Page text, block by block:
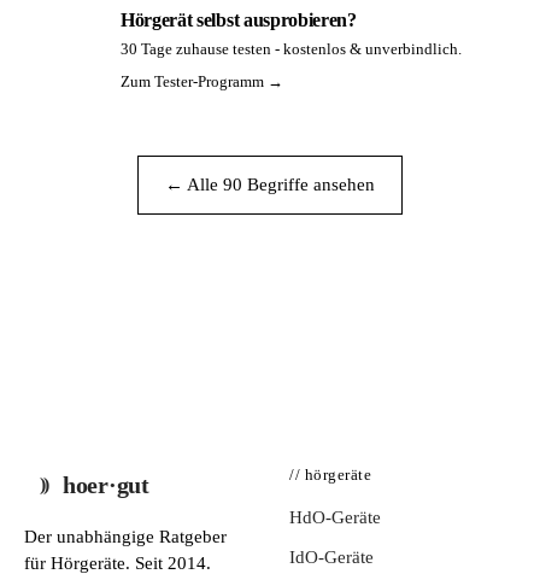
Hörgerät selbst ausprobieren?
30 Tage zuhause testen - kostenlos & unverbindlich.
Zum Tester-Programm →
← Alle 90 Begriffe ansehen
hoer·gut
Der unabhängige Ratgeber
für Hörgeräte. Seit 2014.
// hörgeräte
HdO-Geräte
IdO-Geräte